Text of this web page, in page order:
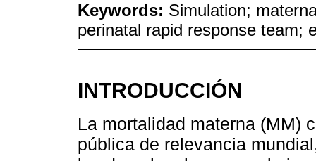
Keywords: Simulation;
perinatal rapid response team;
INTRODUCCIÓN
La mortalidad materna (MM)
pública de relevancia